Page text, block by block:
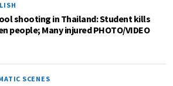
shooting in Thailand: Student kills
people; Many injured PHOTO/VIDEO
SCENES